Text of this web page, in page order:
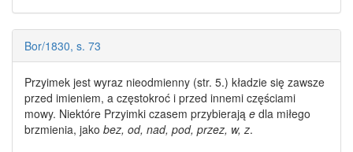
Bor/1830, s. 73
Przyimek jest wyraz nieodmienny (str. 5.) kładzie się zawsze
przed imieniem, a częstokroć i przed innemi częściami
mowy. Niektóre Przyimki czasem przybierają e dla miłego
brzmienia, jako bez, od, nad, pod, przez, w, z.